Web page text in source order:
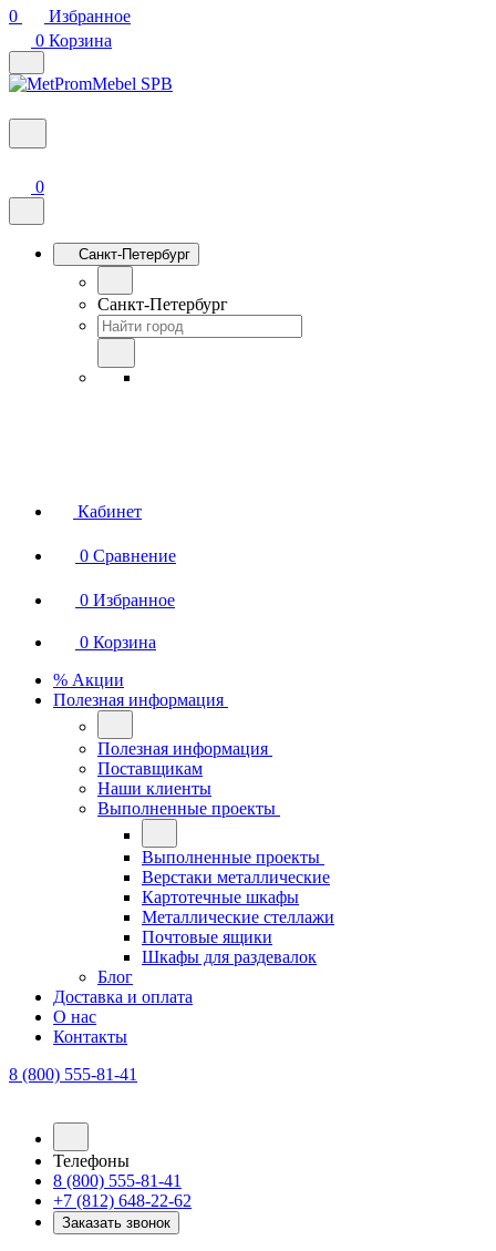
0
Избранное
0 Корзина
0
Санкт-Петербург
Санкт-Петербург
Кабинет
0 Сравнение
0 Избранное
0 Корзина
% Акции
Полезная информация
Полезная информация
Поставщикам
Наши клиенты
Выполненные проекты
Выполненные проекты
Верстаки металлические
Картотечные шкафы
Металлические стеллажи
Почтовые ящики
Шкафы для раздевалок
Блог
Доставка и оплата
О нас
Контакты
8 (800) 555-81-41
Телефоны
8 (800) 555-81-41
+7 (812) 648-22-62
Заказать звонок